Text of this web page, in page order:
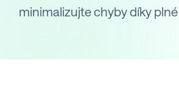
minimalizujte chyby díky